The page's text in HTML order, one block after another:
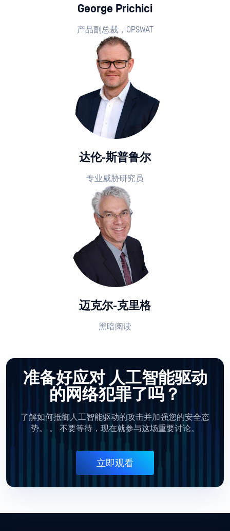
George Prichici
产品副总裁，OPSWAT
达伦-斯普鲁尔
专业威胁研究员
迈克尔-克里格
黑暗阅读
准备好应对人工智能驱动
的网络犯罪了吗？
了解如何抵御人工智能驱动的攻击并加强您的安全态
势。 。 不要等待，现在就参与这场重要讨论。
立即观看